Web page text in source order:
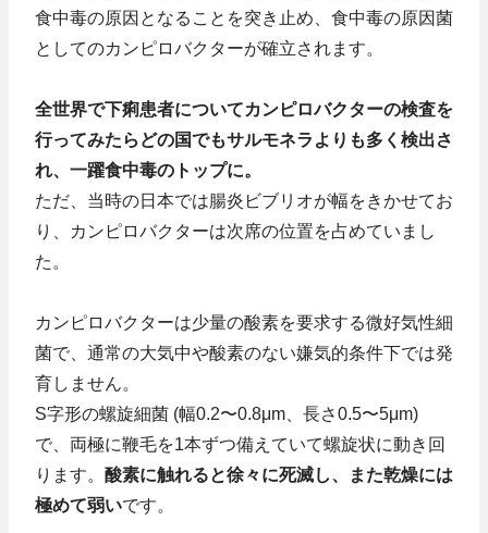
食中毒の原因となることを突き止め、食中毒の原因菌
としてのカンピロバクターが確立されます。
全世界で下痢患者についてカンピロバクターの検査を
行ってみたらどの国でもサルモネラよりも多く検出さ
れ、一躍食中毒のトップに。
ただ、当時の日本では腸炎ビブリオが幅をきかせてお
り、カンピロバクターは次席の位置を占めていまし
た。
カンピロバクターは少量の酸素を要求する微好気性細
菌で、通常の大気中や酸素のない嫌気的条件下では発
育しません。
S字形の螺旋細菌 (幅0.2〜0.8μm、長さ0.5〜5μm)
で、両極に鞭毛を1本ずつ備えていて螺旋状に動き回
ります。 酸素に触れると徐々に死滅し、また乾燥には
極めて弱いです。